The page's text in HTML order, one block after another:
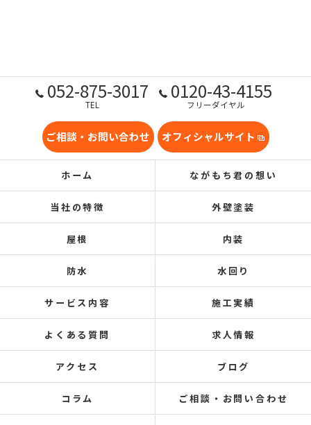
052-875-3017
TEL
0120-43-4155
フリーダイヤル
ご相談・お問い合わせ オフィシャルサイト
ホーム ながもち君の想い
当社の特徴 外壁塗装
屋根 内装
防水 水回り
サービス内容 施工実績
よくある質問 求人情報
アクセス ブログ
コラム ご相談・お問い合わせ